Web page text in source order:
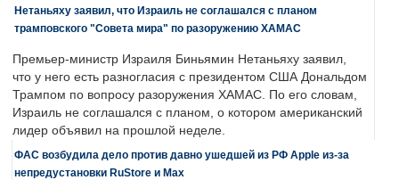
Нетаньяху заявил, что Израиль не соглашался с планом
трамповского "Совета мира" по разоружению ХАМАС
Премьер-министр Израиля Биньямин Нетаньяху заявил,
что у него есть разногласия с президентом США Дональдом
Трампом по вопросу разоружения ХАМАС. По его словам,
Израиль не соглашался с планом, о котором американский
лидер объявил на прошлой неделе.
ФАС возбудила дело против давно ушедшей из РФ Apple из-за
непредустановки RuStore и Max